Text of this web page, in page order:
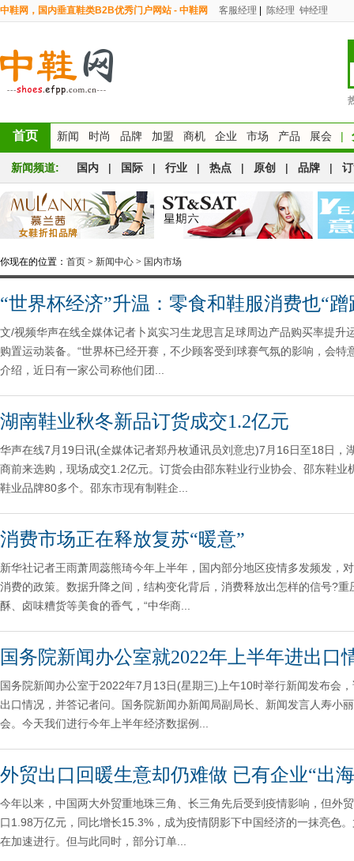
中鞋网，国内垂直鞋类B2B优秀门户网站 - 中鞋网 客服经理 陈经理 钟经理
首页 新闻 时尚 品牌 加盟 商机 企业 市场 产品 展会 |
新闻频道: 国内 | 国际 | 行业 | 热点 | 原创 | 品牌 |
你现在的位置： 首页 > 新闻中心 > 国内市场
“世界杯经济”升温：零食和鞋服消费也“蹭
文/视频华声在线全媒体记者卜岚实习生龙思言足球周边产品购买率提
购置运动装备。“世界杯已经开赛，不少顾客受到球赛气氛的影响，会
介绍，近日有一家公司称他们团...
湖南鞋业秋冬新品订货成交1.2亿元
华声在线7月19日讯(全媒体记者郑丹枚通讯员刘意忠)7月16日至18日
商前来选购，现场成交1.2亿元。订货会由邵东鞋业行业协会、邵东鞋
鞋业品牌80多个。邵东市现有制鞋企...
消费市场正在释放复苏“暖意”
新华社记者王雨萧周蕊熊琦今年上半年，国内部分地区疫情多发频发，
消费的政策。数据升降之间，结构变化背后，消费释放出怎样的信号?
酥、卤味糟货等美食的香气，“中华商...
国务院新闻办公室就2022年上半年进出口
国务院新闻办公室于2022年7月13日(星期三)上午10时举行新闻发布会
出口情况，并答记者问。国务院新闻办新闻局副局长、新闻发言人寿小
会。今天我们进行今年上半年经济数据例...
外贸出口回暖生意却仍难做 已有企业“出
今年以来，中国两大外贸重地珠三角、长三角先后受到疫情影响，但外
口1.98万亿元，同比增长15.3%，成为疫情阴影下中国经济的一抹亮色
在加速进行。但与此同时，部分订单...